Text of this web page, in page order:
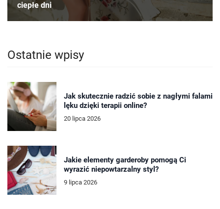
ciepłe dni
Ostatnie wpisy
Jak skutecznie radzić sobie z nagłymi falami
lęku dzięki terapii online?
20 lipca 2026
Jakie elementy garderoby pomogą Ci
wyrazić niepowtarzalny styl?
9 lipca 2026